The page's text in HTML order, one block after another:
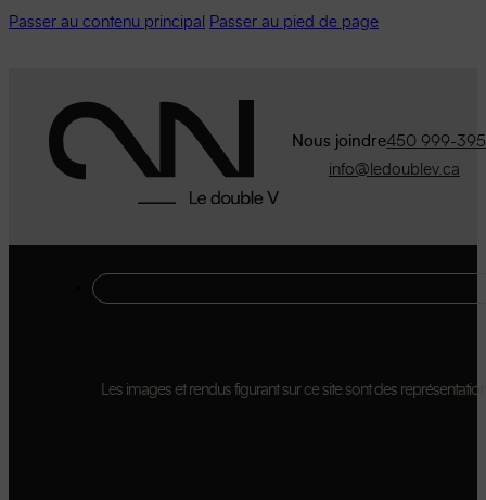
Passer au contenu principal Passer au pied de page
Nous joindre450 999-
info@ledoublev.ca
Les images et rendus figurant sur ce site sont des